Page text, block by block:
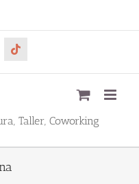
Tiktok
Taller, Coworking